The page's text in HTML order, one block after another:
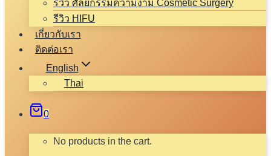
รีวิว ศัลยกรรมความงาม Cosmetic Surgery
รีวิว HIFU
เกี่ยวกับเรา
ติดต่อเรา
English
Thai
0
No products in the cart.